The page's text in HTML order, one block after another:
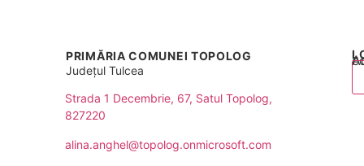
PRIMĂRIA COMUNEI TOPOLOG
JudețulTulcea
Strada 1 Decembrie, 67, Satul Topolog,
827220
alina.anghel@topolog.onmicrosoft.com